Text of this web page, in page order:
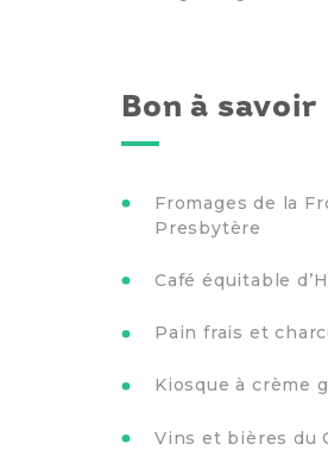
Bon à savoir
Fromages de la
Presbytère
Café équitable
Pain frais et
Kiosque à crème
Vins et bières du